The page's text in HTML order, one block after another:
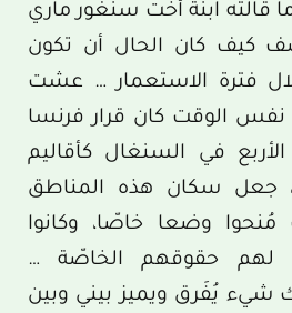
قالته ابنة أخت سنغور ماري
كيف كان الحال أن تكون
فترة الاستعمار … عشت
نفس الوقت كان قرار فرنسا
في السنغال كأقاليم
جعل سكان هذه المناطق
وضعا خاصّا، وكانوا
لهم حقوقهم الخاصّة …
شيء يُفَرق ويميز بيني وبين